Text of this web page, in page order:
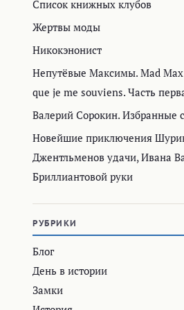
Список книжных клубов
Жертвы моды
Никокэнонист
Непутёвые Максимы. Mad
que je me souviens. Часть
Валерий Сорокин. Избранные
Новейшие приключения
Джентльменов удачи, Ивана
Бриллиантовой руки
РУБРИКИ
Блог
День в истории
Замки